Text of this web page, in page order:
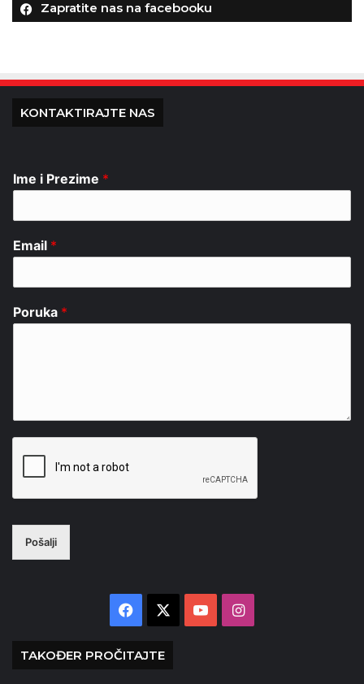
Zapratite nas na facebooku
KONTAKTIRAJTE NAS
Ime i Prezime *
Email *
Poruka *
Pošalji
Facebook YouTubeInstagram
TAKOĐER PROČITAJTE